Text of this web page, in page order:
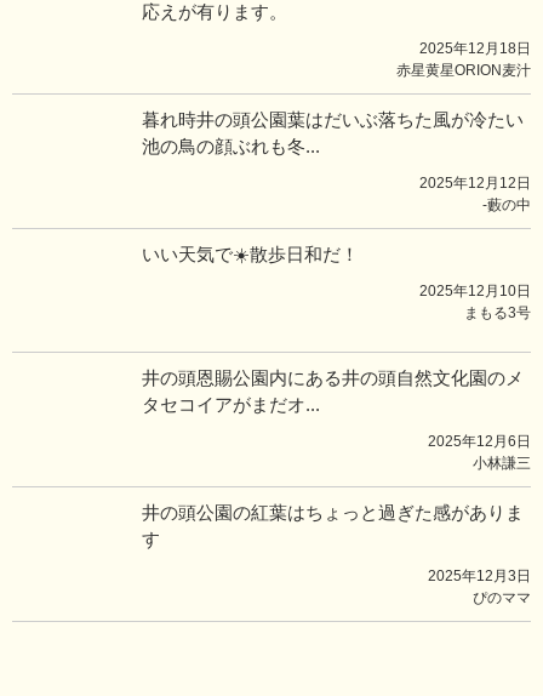
応えが有ります。
2025年12月18日
赤星黄星ORION麦汁
暮れ時井の頭公園葉はだいぶ落ちた風が冷たい
池の鳥の顔ぶれも冬...
2025年12月12日
-藪の中
いい天気で☀️散歩日和だ！
2025年12月10日
まもる3号
井の頭恩賜公園内にある井の頭自然文化園のメ
タセコイアがまだオ...
2025年12月6日
小林謙三
井の頭公園の紅葉はちょっと過ぎた感がありま
す
2025年12月3日
ぴのママ